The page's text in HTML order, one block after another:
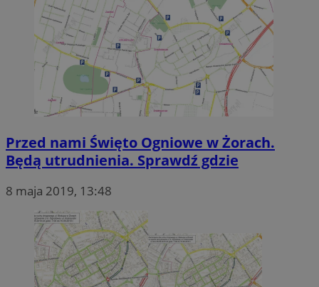
Przed nami Święto Ogniowe w Żorach.
Będą utrudnienia. Sprawdź gdzie
8 maja 2019, 13:48